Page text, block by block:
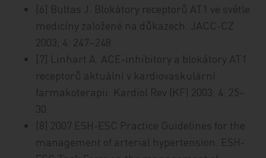
[6] Bultas J. Blokátory receptorů AT1 ve světle
medicíny založené na důkazech. JACC-CZ
2003; 4: 247–248.
[7] Linhart A. ACE-inhibitory a blokátory AT1
receptorů aktuální v kardiovaskulární
farmakoterapii. Kardiol Rev (KF) 2003: 4: 25–
30.
[8] 2007 ESH-ESC Practice Guidelines for the
management of arterial hypertension. ESH-